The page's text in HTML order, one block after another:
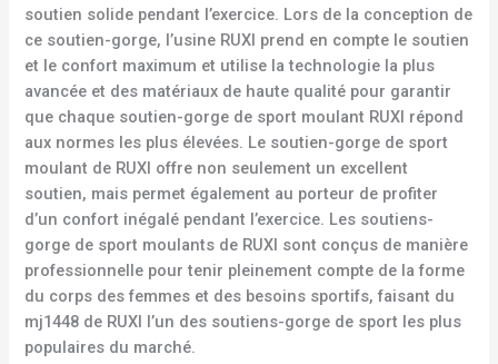
soutien solide pendant l’exercice. Lors de la conception de
ce soutien-gorge, l’usine RUXI prend en compte le soutien
et le confort maximum et utilise la technologie la plus
avancée et des matériaux de haute qualité pour garantir
que chaque soutien-gorge de sport moulant RUXI répond
aux normes les plus élevées. Le soutien-gorge de sport
moulant de RUXI offre non seulement un excellent
soutien, mais permet également au porteur de profiter
d’un confort inégalé pendant l’exercice. Les soutiens-
gorge de sport moulants de RUXI sont conçus de manière
professionnelle pour tenir pleinement compte de la forme
du corps des femmes et des besoins sportifs, faisant du
mj1448 de RUXI l’un des soutiens-gorge de sport les plus
populaires du marché.